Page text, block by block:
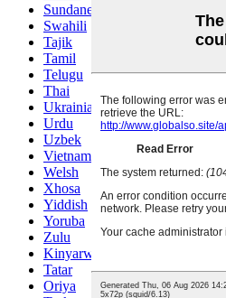
Sundanese
Swahili
Tajik
Tamil
Telugu
Thai
Ukrainian
Urdu
Uzbek
Vietnamese
Welsh
Xhosa
Yiddish
Yoruba
Zulu
Kinyarwanda
Tatar
Oriya